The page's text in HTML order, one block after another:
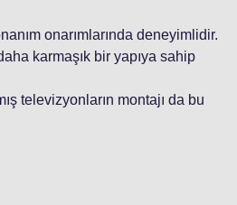
onarımlarında deneyimlidir.
karmaşık bir yapıya sahip
televizyonların montajı da bu